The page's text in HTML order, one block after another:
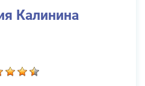
Калинина